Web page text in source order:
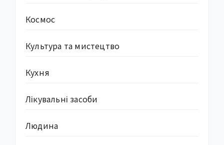
Космос
Культура та мистецтво
Кухня
Лікувальні засоби
Людина